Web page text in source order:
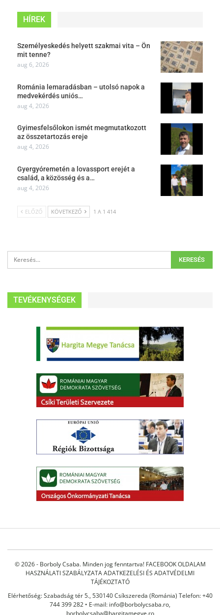
HÍREK
Személyeskedés helyett szakmai vita – Ön
mit tenne?
aug 6, 2026
Románia lemaradásban – utolsó napok a
medvekérdés uniós…
aug 4, 2026
Gyimesfelsőlokon ismét megmutatkozott
az összetartozás ereje
aug 4, 2026
Gyergyóremetén a lovassport erejét a
család, a közösség és a…
aug 4, 2026
ELŐZŐ KÖVETKEZŐ 1 A 1 414
TEVÉKENYSÉGEK
© 2026 - Borboly Csaba. Minden jog fenntartva! FACEBOOK OLDALAM
HASZNÁLATI SZABÁLYZATAADATKEZELÉSI ÉS ADATVÉDELMI
TÁJÉKOZTATÓ
Elérhetőség: Szabadság tér 5., 530140 Csíkszereda (Románia) Telefon: +40
744 399 282 • E-mail: info@borbolycsaba.ro,
borbolycsaba@hargitamegye.ro